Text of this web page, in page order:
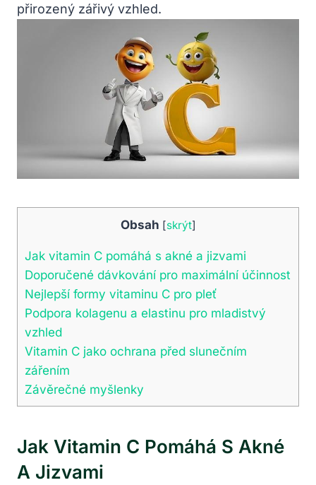
přirozený zářivý vzhled.
Obsah [skrýt]
Jak vitamin⁢ C pomáhá s‌ akné a jizvami
Doporučené​ dávkování pro maximální‍ účinnost
Nejlepší formy vitaminu C pro pleť
Podpora kolagenu ⁤a elastinu pro ‌mladistvý
vzhled
Vitamin C jako ochrana před slunečním
zářením
Závěrečné‍ myšlenky
Jak Vitamin⁢ C Pomáhá S‌ Akné
A Jizvami